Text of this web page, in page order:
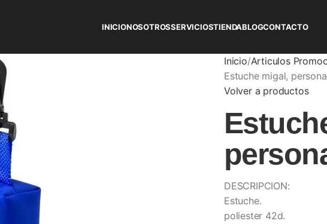
INICIONOSOTROSSERVICIOSTIENDABLOGCONTACTO
Inicio Articulos
Estuche migal,
Volver a productos
DESCRIPCION:
Estuche.
poliester 42d.